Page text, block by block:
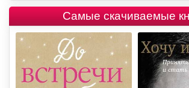
Самые скачиваемые